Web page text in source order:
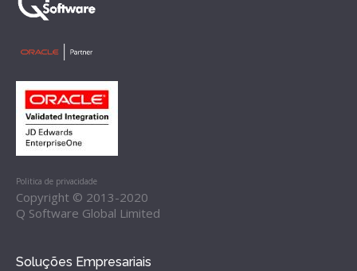
Politica de privacidade
Copyright © 2013-2020
Q Software Global Limited
Soluções Empresariais